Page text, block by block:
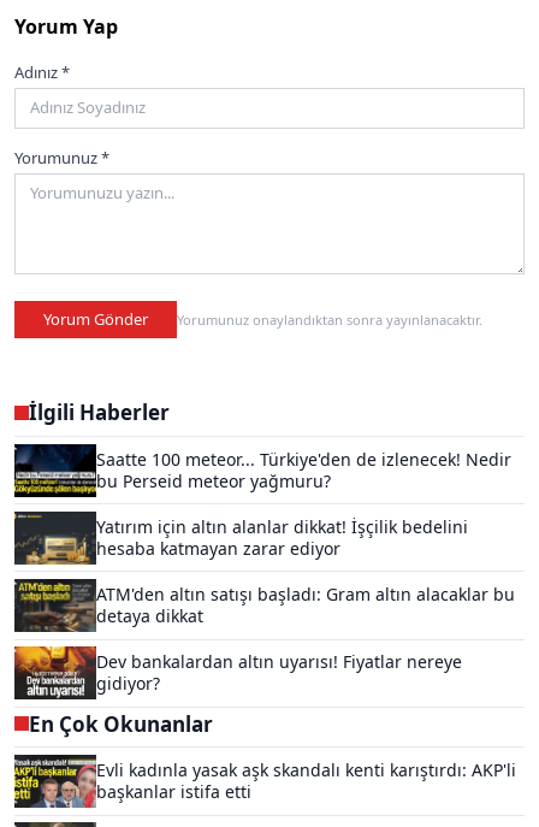
Yorum Yap
Adınız *
Yorumunuz *
Yorum Gönder Yorumunuz onaylandıktan sonra yayınlanacaktır.
İlgili Haberler
Saatte 100 meteor... Türkiye'den de izlenecek! Nedir
bu Perseid meteor yağmuru?
Yatırım için altın alanlar dikkat! İşçilik bedelini
hesaba katmayan zarar ediyor
ATM'den altın satışı başladı: Gram altın alacaklar bu
detaya dikkat
Dev bankalardan altın uyarısı! Fiyatlar nereye
gidiyor?
En Çok Okunanlar
Evli kadınla yasak aşk skandalı kenti karıştırdı: AKP'li
başkanlar istifa etti